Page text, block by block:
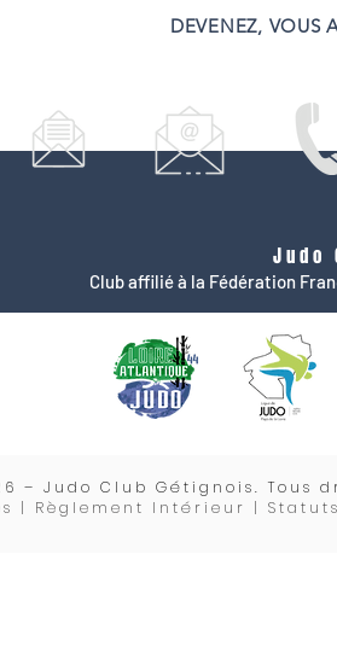
DEVENEZ, VOUS
Judo
Club affilié à la Fédération
– Judo Club Gétignois. Tous
| Règlement Intérieur |